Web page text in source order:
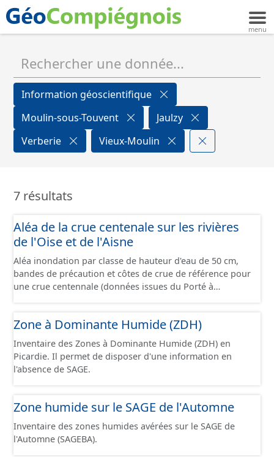
Information géoscientifique
Moulin-sous-Touvent
Jaulzy
Verberie
Vieux-Moulin
7 résultats
Aléa de la crue centenale sur les rivières
de l'Oise et de l'Aisne
Aléa inondation par classe de hauteur d'eau de 50 cm,
bandes de précaution et côtes de crue de référence pour
une crue centennale (données issues du Porté à
Zone à Dominante Humide (ZDH)
Inventaire des Zones à Dominante Humide (ZDH) en
Picardie. Il permet de disposer d'une information en
l'absence de SAGE.
Zone humide sur le SAGE de l'Automne
Inventaire des zones humides avérées sur le SAGE de
l'Automne (SAGEBA).